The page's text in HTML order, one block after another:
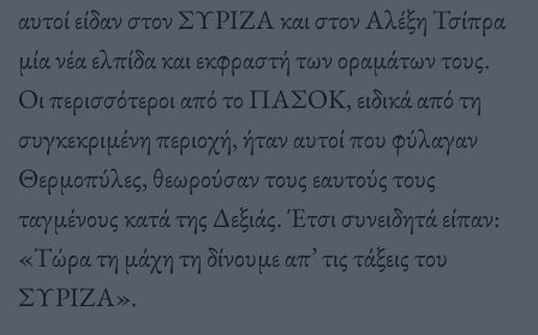
αυτοί είδαν στον ΣΥΡΙΖΑ και στον Αλέξη Τσίπρα
μία νέα ελπίδα και εκφραστή των οραμάτων τους.
Οι περισσότεροι από το ΠΑΣΟΚ, ειδικά από τη
συγκεκριμένη περιοχή, ήταν αυτοί που φύλαγαν
Θερμοπύλες, θεωρούσαν τους εαυτούς τους
ταγμένους κατά της Δεξιάς. Έτσι συνειδητά είπαν:
«Τώρα τη μάχη τη δίνουμε απ’ τις τάξεις του
ΣΥΡΙΖΑ».